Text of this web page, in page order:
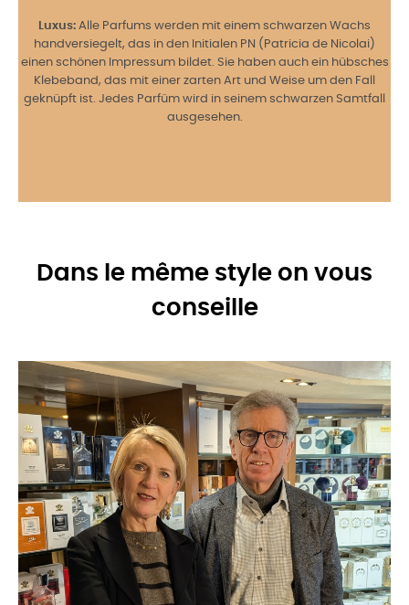
Luxus: Alle Parfums werden mit einem schwarzen Wachs
handversiegelt, das in den Initialen PN (Patricia de Nicolai)
einen schönen Impressum bildet. Sie haben auch ein hübsches
Klebeband, das mit einer zarten Art und Weise um den Fall
geknüpft ist. Jedes Parfüm wird in seinem schwarzen Samtfall
ausgesehen.
Dans le même style on vous
conseille